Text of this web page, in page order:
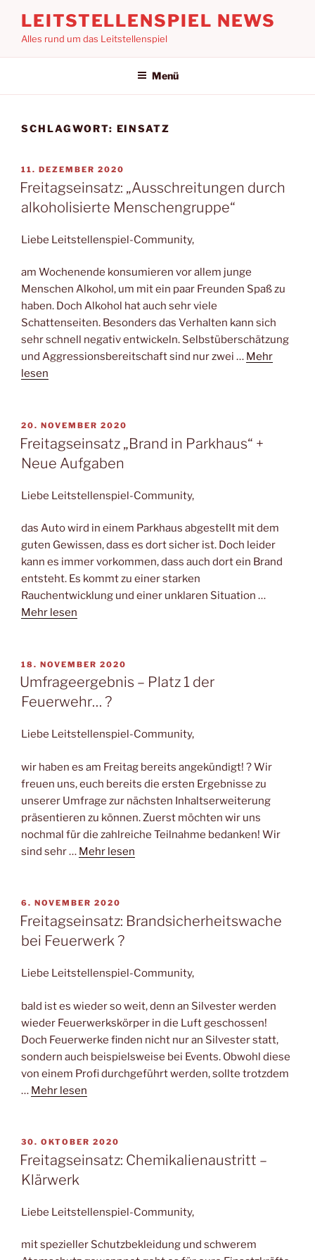
Inhalt
springen
LEITSTELLENSPIEL NEWS
Alles rund um das Leitstellenspiel
Menü
SCHLAGWORT: EINSATZ
VERÖFFENTLICHT
AM
11. DEZEMBER 2020
Freitagseinsatz: „Ausschreitungen durch
alkoholisierte Menschengruppe“
Liebe Leitstellenspiel-Community,
am Wochenende konsumieren vor allem junge
Menschen Alkohol, um mit ein paar Freunden Spaß zu
haben. Doch Alkohol hat auch sehr viele
Schattenseiten. Besonders das Verhalten kann sich
sehr schnell negativ entwickeln. Selbstüberschätzung
und Aggressionsbereitschaft sind nur zwei … Mehr
lesen
VERÖFFENTLICHT
AM
20. NOVEMBER 2020
Freitagseinsatz „Brand in Parkhaus“ +
Neue Aufgaben
Liebe Leitstellenspiel-Community,
das Auto wird in einem Parkhaus abgestellt mit dem
guten Gewissen, dass es dort sicher ist. Doch leider
kann es immer vorkommen, dass auch dort ein Brand
entsteht. Es kommt zu einer starken
Rauchentwicklung und einer unklaren Situation …
Mehr lesen
VERÖFFENTLICHT
AM
18. NOVEMBER 2020
Umfrageergebnis – Platz 1 der
Feuerwehr… ?
Liebe Leitstellenspiel-Community,
wir haben es am Freitag bereits angekündigt! ? Wir
freuen uns, euch bereits die ersten Ergebnisse zu
unserer Umfrage zur nächsten Inhaltserweiterung
präsentieren zu können. Zuerst möchten wir uns
nochmal für die zahlreiche Teilnahme bedanken! Wir
sind sehr … Mehr lesen
VERÖFFENTLICHT
AM
6. NOVEMBER 2020
Freitagseinsatz: Brandsicherheitswache
bei Feuerwerk ?
Liebe Leitstellenspiel-Community,
bald ist es wieder so weit, denn an Silvester werden
wieder Feuerwerkskörper in die Luft geschossen!
Doch Feuerwerke finden nicht nur an Silvester statt,
sondern auch beispielsweise bei Events. Obwohl diese
von einem Profi durchgeführt werden, sollte trotzdem
… Mehr lesen
VERÖFFENTLICHT
AM
30. OKTOBER 2020
Freitagseinsatz: Chemikalienaustritt –
Klärwerk
Liebe Leitstellenspiel-Community,
mit spezieller Schutzbekleidung und schwerem